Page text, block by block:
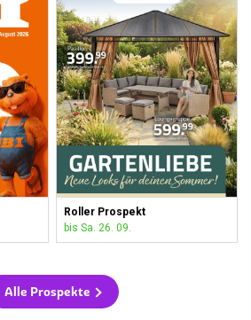
Roller Prospekt
bis Sa. 26. 09.
Alle Prospekte